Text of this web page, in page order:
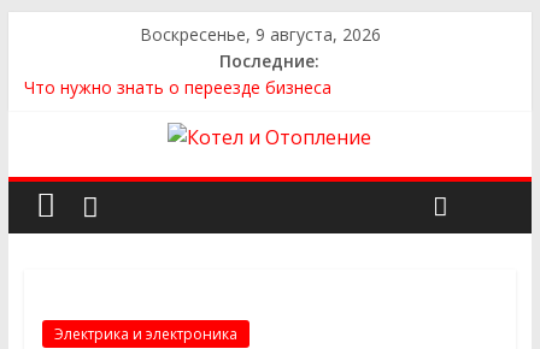
Воскресенье, 9 августа, 2026
Последние:
Что нужно знать о переезде бизнеса
Как выбрать сантехнику и отопление для дома в
Как найти идеальный каркасный дом для жизни за городом
и не ошибиться в выборе
Электрика и электроника